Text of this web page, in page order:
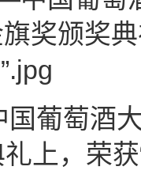
葡萄酒
上，荣